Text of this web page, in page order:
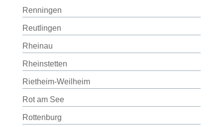
Renningen
Reutlingen
Rheinau
Rheinstetten
Rietheim-Weilheim
Rot am See
Rottenburg